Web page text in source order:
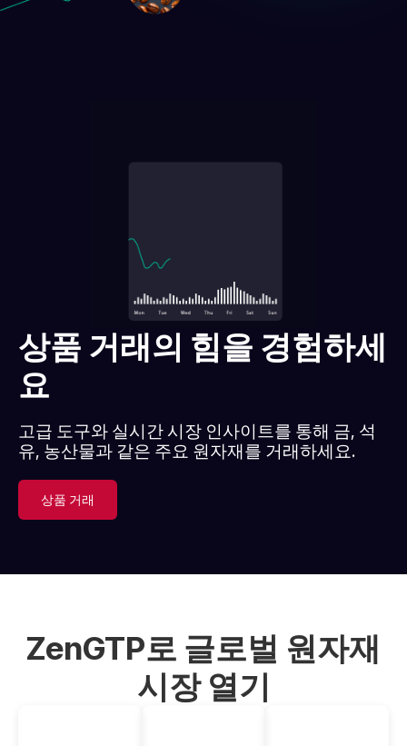
상품 거래의 힘을 경험하세
요
고급 도구와 실시간 시장 인사이트를 통해 금, 석
유, 농산물과 같은 주요 원자재를 거래하세요.
상품 거래
ZenGTP로 글로벌 원자재
시장 열기